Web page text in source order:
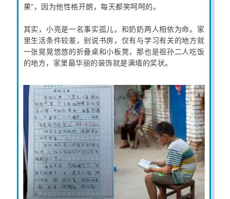
果”，因为他性格开朗，每天都笑呵呵的。
其实，小亮是一名事实孤儿，和奶奶两人相依为命。家
里生活条件较差，别说书房，仅有与学习有关的地方就
一张晃晃悠悠的折叠桌和小板凳，那也是祖孙二人吃饭
的地方，家里最华丽的装饰就是满墙的奖状。